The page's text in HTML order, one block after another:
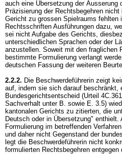
auch eine Übersetzung der Äusserung
Präzisierung der Rechtsbegehren
Gericht zu grossen Spielraums fehlten
Rechtsschriften Ausführungen dazu,
sei nicht Aufgabe des Gerichts,
unterschiedlichen Sprachen oder der
anzustellen. Soweit mit den fraglichen
bestimmte Formulierung verlangt
deutschen Fassung der weiteren
2.2.2. Die Beschwerdeführerin zeigt
auf, indem sie sich darauf beschränkt,
Bundesgerichtsentscheid (Urteil
Sachverhalt unter B. sowie E. 3.5)
kantonalen Gerichts zu zitierten, die
Deutsch oder in Übersetzung"
Formulierung im betreffenden
und daher nicht Gegenstand der
legt die Beschwerdeführerin nicht
formulierten Rechtsbegehren